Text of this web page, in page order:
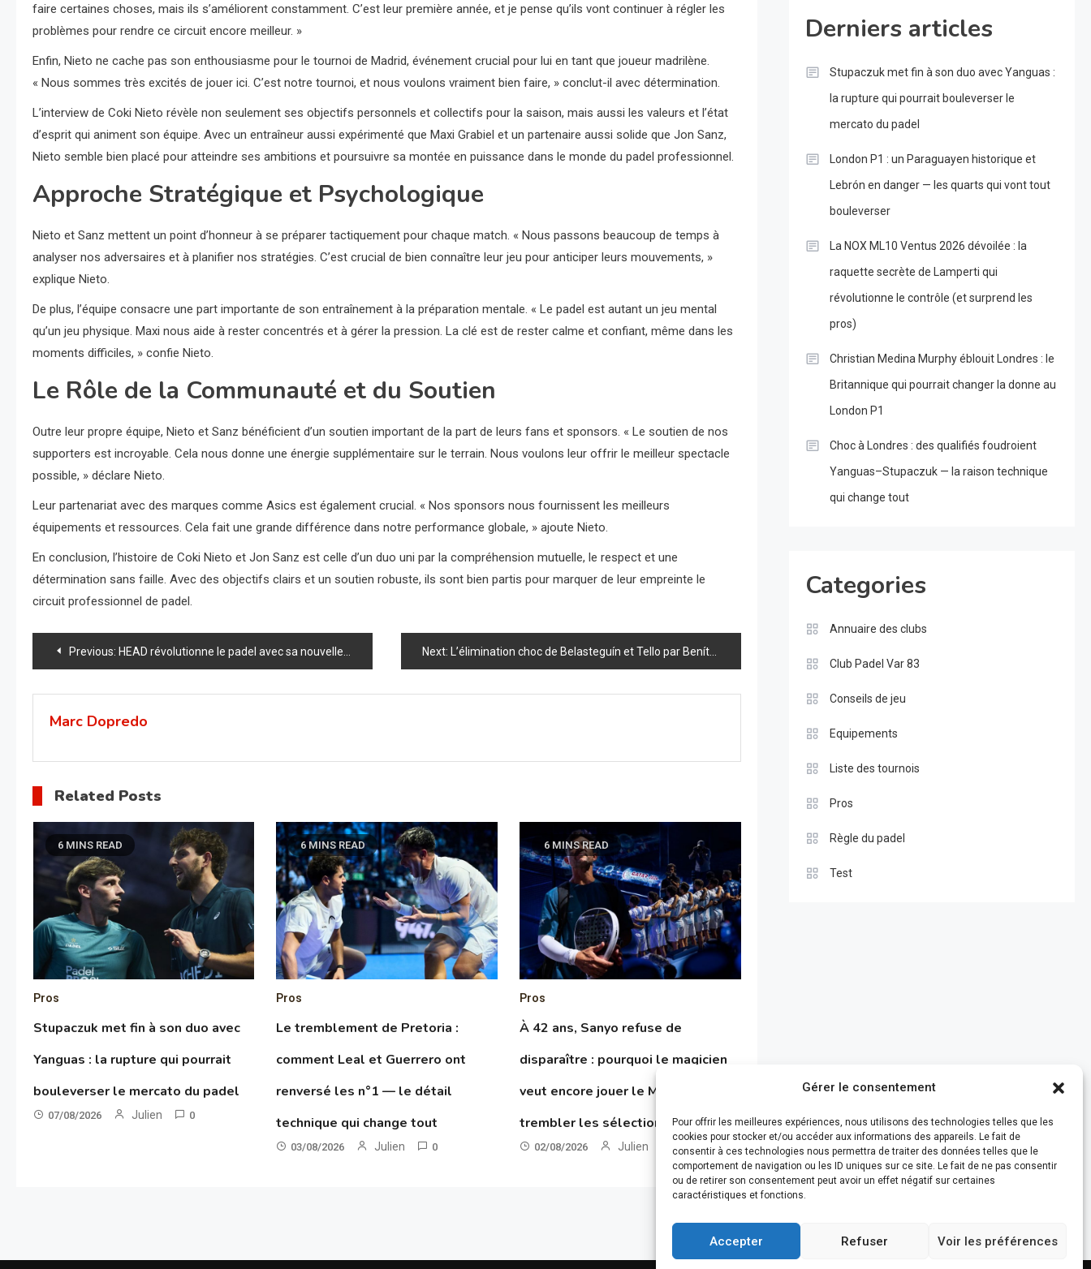
Gérer le consentement
Pour offrir les meilleures expériences, nous utilisons des technologies telles que les
cookies pour stocker et/ou accéder aux informations des appareils. Le fait de
consentir à ces technologies nous permettra de traiter des données telles que le
comportement de navigation ou les ID uniques sur ce site. Le fait de ne pas consentir
ou de retirer son consentement peut avoir un effet négatif sur certaines
caractéristiques et fonctions.
Accepter Refuser Voir les préférences
faire certaines choses, mais ils s’améliorent constamment. C’est leur première année, et je pense qu’ils vont continuer à régler les
problèmes pour rendre ce circuit encore meilleur. »
Enfin, Nieto ne cache pas son enthousiasme pour le tournoi de Madrid, événement crucial pour lui en tant que joueur madrilène.
« Nous sommes très excités de jouer ici. C’est notre tournoi, et nous voulons vraiment bien faire, » conclut-il avec détermination.
L’interview de Coki Nieto révèle non seulement ses objectifs personnels et collectifs pour la saison, mais aussi les valeurs et l’état
d’esprit qui animent son équipe. Avec un entraîneur aussi expérimenté que Maxi Grabiel et un partenaire aussi solide que Jon Sanz,
Nieto semble bien placé pour atteindre ses ambitions et poursuivre sa montée en puissance dans le monde du padel professionnel.
Approche Stratégique et Psychologique
Nieto et Sanz mettent un point d’honneur à se préparer tactiquement pour chaque match. « Nous passons beaucoup de temps à
analyser nos adversaires et à planifier nos stratégies. C’est crucial de bien connaître leur jeu pour anticiper leurs mouvements, »
explique Nieto.
De plus, l’équipe consacre une part importante de son entraînement à la préparation mentale. « Le padel est autant un jeu mental
qu’un jeu physique. Maxi nous aide à rester concentrés et à gérer la pression. La clé est de rester calme et confiant, même dans les
moments difficiles, » confie Nieto.
Le Rôle de la Communauté et du Soutien
Outre leur propre équipe, Nieto et Sanz bénéficient d’un soutien important de la part de leurs fans et sponsors. « Le soutien de nos
supporters est incroyable. Cela nous donne une énergie supplémentaire sur le terrain. Nous voulons leur offrir le meilleur spectacle
possible, » déclare Nieto.
Leur partenariat avec des marques comme Asics est également crucial. « Nos sponsors nous fournissent les meilleurs
équipements et ressources. Cela fait une grande différence dans notre performance globale, » ajoute Nieto.
En conclusion, l’histoire de Coki Nieto et Jon Sanz est celle d’un duo uni par la compréhension mutuelle, le respect et une
détermination sans faille. Avec des objectifs clairs et un soutien robuste, ils sont bien partis pour marquer de leur empreinte le
circuit professionnel de padel.
Navigation
de
l’article
Previous: HEAD révolutionne le padel avec sa nouvelle série Gravity axée sur le contrôle Next: L’élimination choc de Belasteguín et Tello par Benítez et Cepero!
Marc Dopredo
Related Posts
6 MINS READ
Pros
Stupaczuk met fin à son duo avec
Yanguas : la rupture qui pourrait
bouleverser le mercato du padel
07/08/2026 Julien 0
6 MINS READ
Pros
Le tremblement de Pretoria :
comment Leal et Guerrero ont
renversé les n°1 — le détail
technique qui change tout
03/08/2026 Julien 0
6 MINS READ
Pros
À 42 ans, Sanyo refuse de
disparaître : pourquoi le magicien
veut encore jouer le Mondial et fait
trembler les sélectionneurs
02/08/2026 Julien 0
Derniers articles
Stupaczuk met fin à son duo avec Yanguas :
la rupture qui pourrait bouleverser le
mercato du padel
London P1 : un Paraguayen historique et
Lebrón en danger — les quarts qui vont tout
bouleverser
La NOX ML10 Ventus 2026 dévoilée : la
raquette secrète de Lamperti qui
révolutionne le contrôle (et surprend les
pros)
Christian Medina Murphy éblouit Londres : le
Britannique qui pourrait changer la donne au
London P1
Choc à Londres : des qualifiés foudroient
Yanguas–Stupaczuk — la raison technique
qui change tout
Categories
Annuaire des clubs
Club Padel Var 83
Conseils de jeu
Equipements
Liste des tournois
Pros
Règle du padel
Test